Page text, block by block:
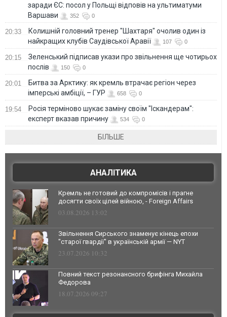
заради ЄС: посол у Польщі відповів на ультиматуми
Варшави
352 0
20:33
Колишній головний тренер "Шахтаря" очолив один із
найкращих клубів Саудівської Аравії
107 0
20:15
Зеленський підписав укази про звільнення ще чотирьох
послів
150 0
20:01
Битва за Арктику: як кремль втрачає регіон через
імперські амбіції, – ГУР
658 0
19:54
Росія терміново шукає заміну своїм "Іскандерам":
експерт вказав причину
534 0
БІЛЬШЕ
АНАЛІТИКА
Кремль не готовий до компромісів і прагне
досягти своїх цілей війною, - Foreign Affairs
03.08.2026 13:02
Звільнення Сирського знаменує кінець епохи
"старої гвардії" в українській армії — NYT
23.07.2026 10:32
Повний текст резонансного брифінга Михайла
Федорова
18.07.2026 09:27